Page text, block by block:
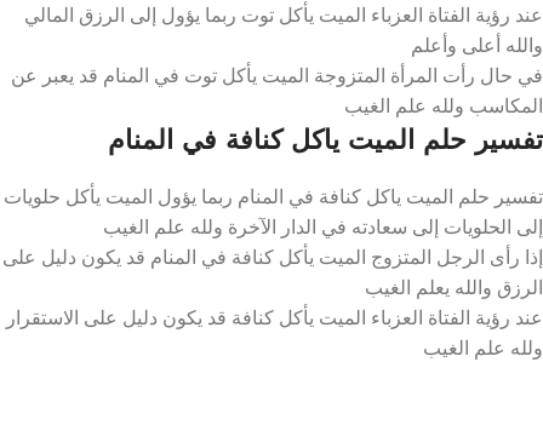
عند رؤية الفتاة العزباء الميت يأكل توت ربما يؤول إلى الرزق المالي
والله أعلى وأعلم
في حال رأت المرأة المتزوجة الميت يأكل توت في المنام قد يعبر عن
المكاسب ولله علم الغيب
تفسير حلم الميت ياكل كنافة في المنام
تفسير حلم الميت ياكل كنافة في المنام ربما يؤول الميت يأكل حلويات
إلى الحلويات إلى سعادته في الدار الآخرة ولله علم الغيب
إذا رأى الرجل المتزوج الميت يأكل كنافة في المنام قد يكون دليل على
الرزق والله يعلم الغيب
عند رؤية الفتاة العزباء الميت يأكل كنافة قد يكون دليل على الاستقرار
ولله علم الغيب